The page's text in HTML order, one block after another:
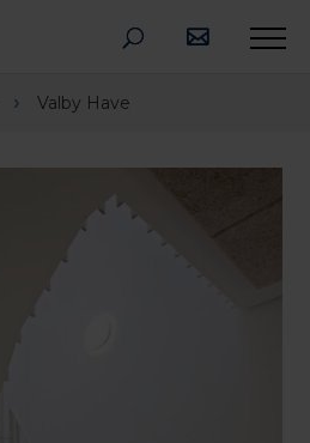
› Valby Have